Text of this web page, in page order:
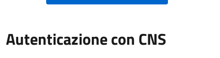
Autenticazione con CNS